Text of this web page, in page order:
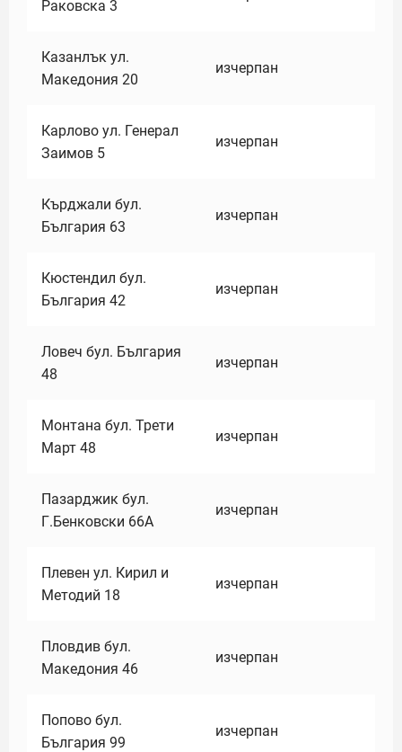
Раковска 3
Казанлък ул.
Македония 20
изчерпан
Карлово ул. Генерал
Заимов 5
изчерпан
Кърджали бул.
България 63
изчерпан
Кюстендил бул.
България 42
изчерпан
Ловеч бул. България
48
изчерпан
Монтана бул. Трети
Март 48
изчерпан
Пазарджик бул.
Г.Бенковски 66А
изчерпан
Плевен ул. Кирил и
Методий 18
изчерпан
Пловдив бул.
Македония 46
изчерпан
Попово бул.
България 99
изчерпан